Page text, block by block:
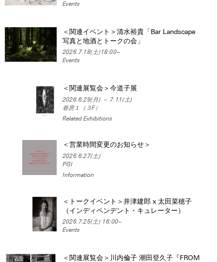
Events
＜関連イベント＞清水裕貴「Bar Landscape
写真と地酒とトークの会」
2026.7.18(土)18:00~
Events
＜関連展覧会＞今道子展
2026.6.29(月) － 7.11(土)
巷房１（３F）
Related Exhibitions
＜営業時間変更のお知らせ＞
2026.6.27(土)
PGI
Information
＜トークイベント＞井津建郎 x 太田菜穂子
（インディペンデント・キュレーター）
2026.7.25(土) 16:00~
Events
＜関連展覧会＞川内倫子 潮田登久子『FROM